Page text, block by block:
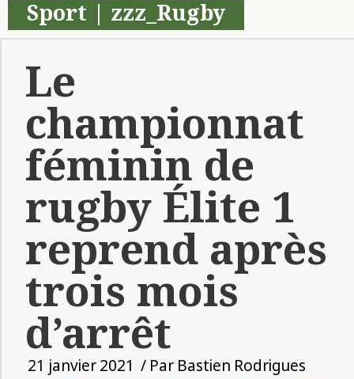
Sport zzz_Rugby
Le
championnat
féminin de
rugby Élite 1
reprend après
trois mois
d’arrêt
21 janvier 2021 / Par Bastien Rodrigues